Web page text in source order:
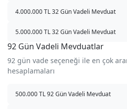
4.000.000 TL 32 Gün Vadeli Mevduat
5.000.000 TL 32 Gün Vadeli Mevduat
92 Gün Vadeli Mevduatlar
92 gün vade seçeneği ile en çok
hesaplamaları
500.000 TL 92 Gün Vadeli Mevduat